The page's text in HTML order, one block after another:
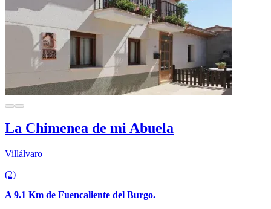
La Chimenea de mi Abuela
Villálvaro
(2)
A 9.1 Km de Fuencaliente del Burgo.